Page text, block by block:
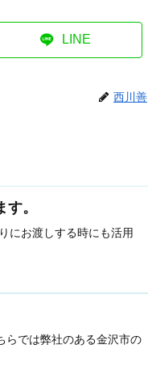
LINE
西川善
。
にお渡しする時にも活用
らでは弊社のある金沢市の